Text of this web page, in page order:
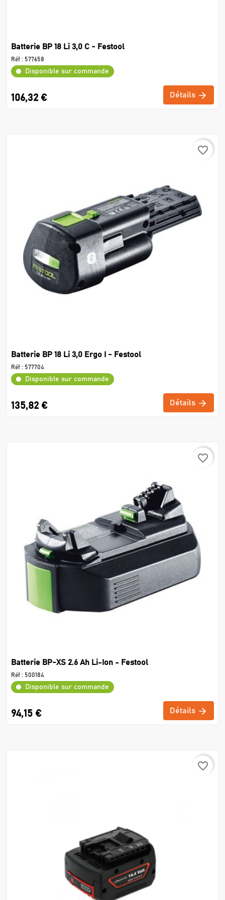
Batterie BP 18 Li 3,0 C - Festool
Réf : 577658
Disponible sur commande
106,32 € Détails
favorite_border
Batterie BP 18 Li 3,0 Ergo I - Festool
Réf : 577704
Disponible sur commande
135,82 € Détails
favorite_border
Batterie BP-XS 2.6 Ah Li-Ion - Festool
Réf : 500184
Disponible sur commande
94,15 € Détails
favorite_border